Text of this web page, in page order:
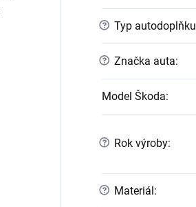
? Typ autodoplňku
? Značka auta:
Model Škoda:
? Rok výroby:
? Materiál: